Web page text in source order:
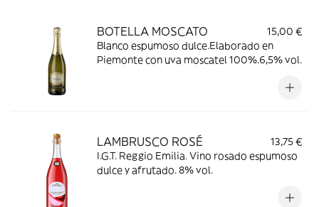
BOTELLA MOSCATO
15,00 €
Blanco espumoso dulce.Elaborado en
Piemonte con uva moscatel 100%.6,5% vol.
LAMBRUSCO ROSÉ
13,75 €
I.G.T. Reggio Emilia. Vino rosado espumoso
dulce y afrutado. 8% vol.